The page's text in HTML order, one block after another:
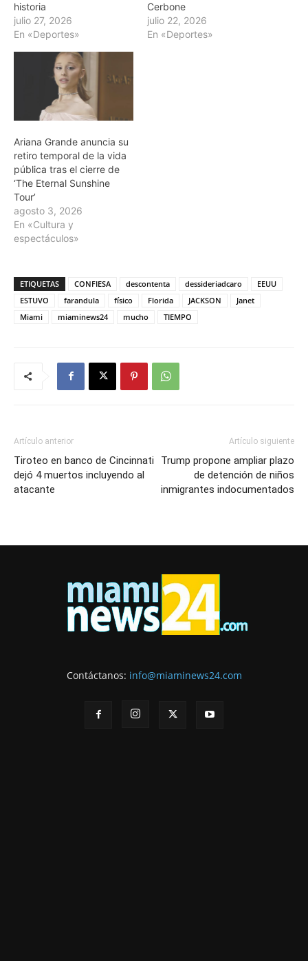
historia
julio 27, 2026
En «Deportes»
Cerbone
julio 22, 2026
En «Deportes»
Ariana Grande anuncia su
retiro temporal de la vida
pública tras el cierre de
‘The Eternal Sunshine
Tour’
agosto 3, 2026
En «Cultura y
espectáculos»
ETIQUETAS CONFIESA descontenta dessideriadcaro
EEUU
ESTUVO
farandula físico Florida JACKSON
Janet
Miami
miaminews24 mucho TIEMPO
Artículo anterior
Tiroteo en banco de Cincinnati
dejó 4 muertos incluyendo al
atacante
Artículo siguiente
Trump propone ampliar plazo
de detención de niños
inmigrantes indocumentados
Contáctanos: info@miaminews24.com